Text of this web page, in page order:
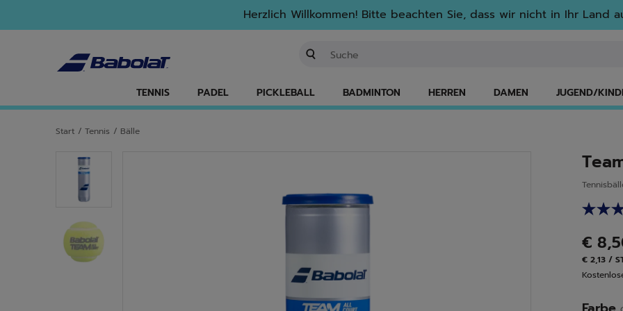
Herzlich Willkommen! Bitte beachten Sie, dass wir nicht in Ihr Land
TENNIS PADEL PICKLEBALL BADMINTON HERREN DAMEN JUGEND/
Start / Tennis / Bälle
€
€ 2,13 /